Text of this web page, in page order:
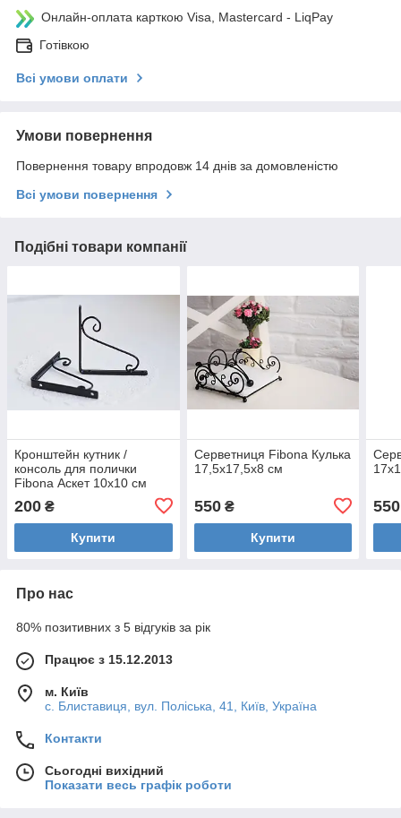
Онлайн-оплата карткою Visa, Mastercard - LiqPay
Готівкою
Всі умови оплати
Умови повернення
Повернення товару впродовж 14 днів за домовленістю
Всі умови повернення
Подібні товари компанії
Кронштейн кутник /
консоль для полички
Fibona Аскет 10х10 см
200 ₴
Купити
Серветниця Fibona Кулька
17,5х17,5х8 см
550₴
Купити
550
Про нас
80% позитивних з 5 відгуків за рік
Працює з 15.12.2013
м. Київ
с. Блиставиця, вул. Поліська, 41, Київ, Україна
Контакти
Сьогодні вихідний
Показати весь графік роботи